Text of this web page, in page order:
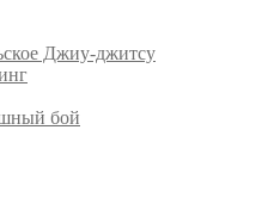
Джиу-джитсу
бой